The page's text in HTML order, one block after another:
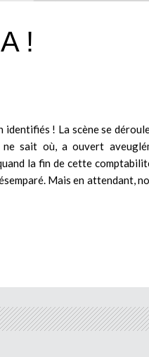
!
identifiés ! La scène se
ne sait où, a ouvert
la fin de cette
Mais en attendant,